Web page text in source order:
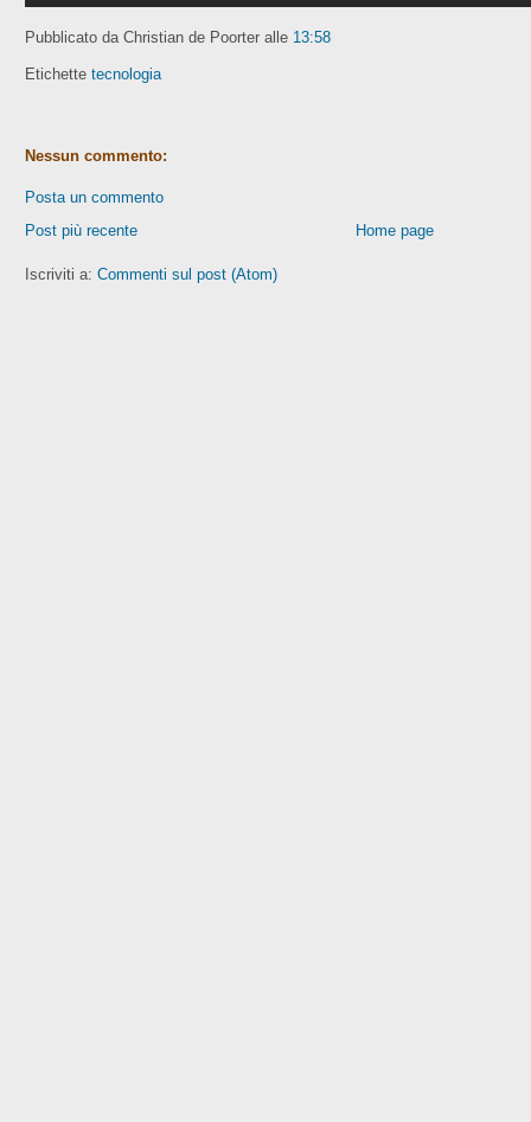
Pubblicato da Christian de Poorter alle 13:58
Etichette tecnologia
Nessun commento:
Posta un commento
Post più recente
Home page
Iscriviti a: Commenti sul post (Atom)